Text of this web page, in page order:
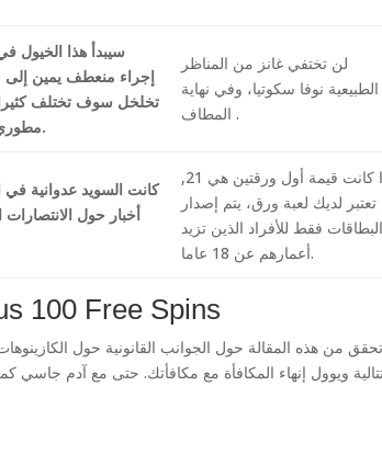
سيبدأ هذا الخيول
إجراء منعطف يمين إلى
تخلخل سوف تختلف
مطوري البرمجيات الروليت.
لن تختفي غانز من المناظر
الطبيعية نوفا سكوتيا، وفي نهاية
المطاف .
كانت السويد عدوانية في
أخبار حول
إذا كانت قيمة أول ورقتين هي 21,
تعتبر لديك لعبة ورق، يتم إصدار
البطاقات فقط للأفراد الذين تزيد
أعمارهم عن 18 عاما.
100 Free Spins
ويوول إنهاء المكافأة مع مكافأتك. حتى مع آدم